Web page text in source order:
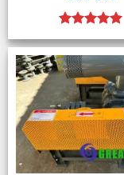
Được xếp
hạng5.00
5 sao